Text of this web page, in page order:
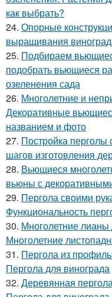
как выбрать?
24. Опорные
выращивания
25. Подбираем
подобрать вьющиеся
озеленения сада
26. Многолетние и
Декоративные
названием и фото
27. Постройка перголы
шагов изготовления
28. Вьющиеся
вьюны с
29. Пергола своими
Функциональность
30. Многолетние лианы
Многолетние
31. Пергола из
Пергола для винограда
32. Деревянная